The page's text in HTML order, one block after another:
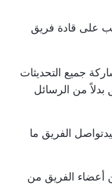
على قادة فريق
جميع التحديثات
من الرسائل
تواصل الفريق ما
أعضاء الفريق من